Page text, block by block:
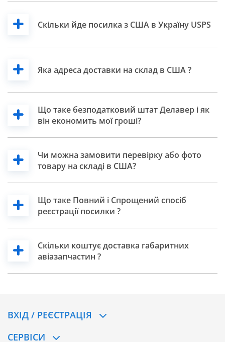
Cкільки йде посилка з США в Україну USPS
Яка адреса доставки на склад в США ?
Що таке безподатковий штат Делавер і як
він економить мої гроші?
Чи можна замовити перевірку або фото
товару на складі в США?
Що таке Повний і Спрощений спосіб
реєстрації посилки ?
Скільки коштує доставка габаритних
авіазапчастин ?
ВХІД / РЕЄСТРАЦІЯ
CЕРВІСИ